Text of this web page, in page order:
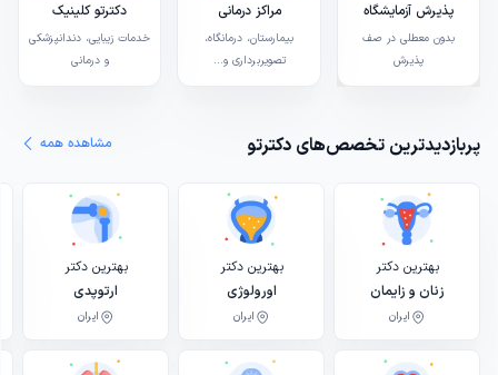
پذیرش آزمایشگاه
بدون معطلی در صف
پذیرش
مراکز درمانی
بیمارستان، درمانگاه،
تصویربرداری و...
دکترتو کلینیک
خدمات زیبایی، دندانپزشکی
و درمانی
پربازدیدترین تخصص‌های دکترتو مشاهده همه
بهترین دکتر
زنان و زایمان
ایران
بهترین دکتر
اورولوژی
ایران
بهترین دکتر
ارتوپدی
ایران